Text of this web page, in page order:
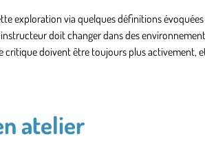
exploration via quelques définitions
doit changer dans des
critique doivent être toujours plus activement,
atelier